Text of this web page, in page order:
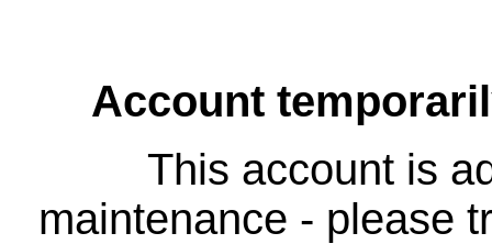
Account
This account is
maintenance - please